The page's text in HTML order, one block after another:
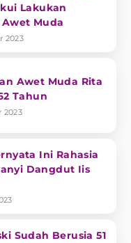
Lakukan
Muda
2023
Awet Muda Rita
Tahun
2023
Ini Rahasia
Dangdut Iis
Sudah Berusia 51